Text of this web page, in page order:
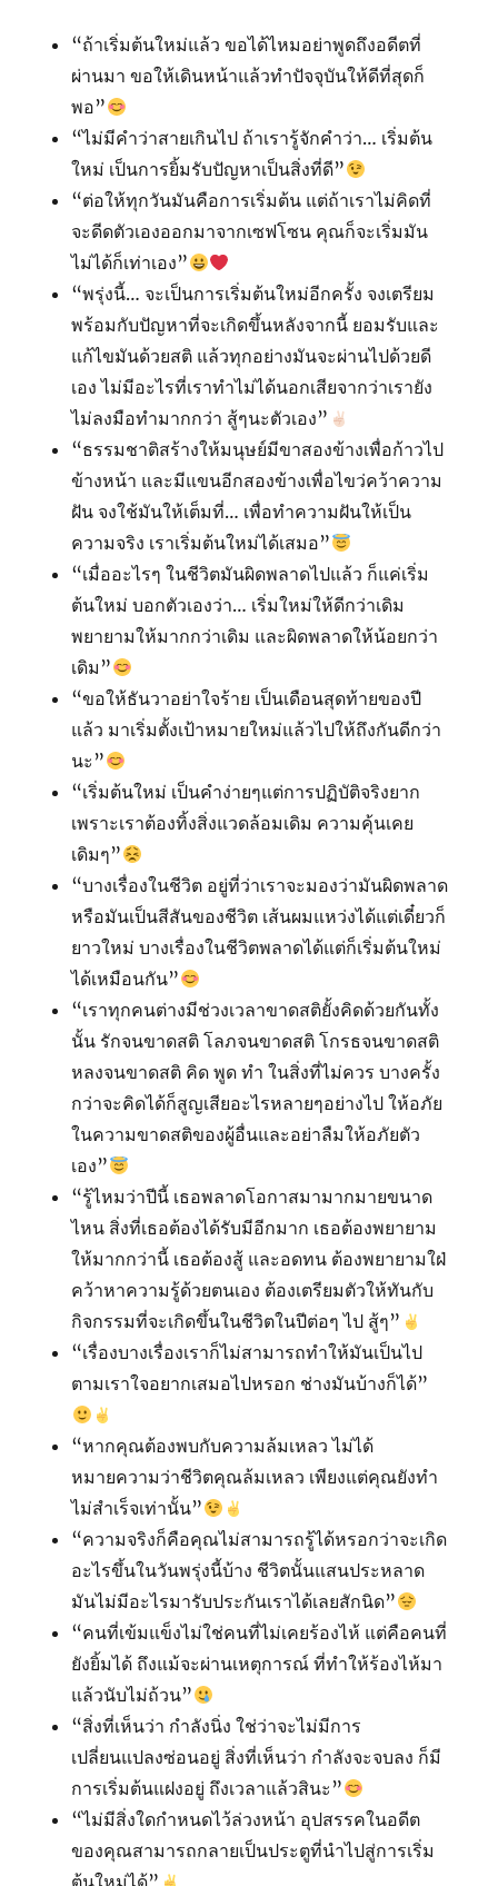
“ถ้าเริ่มต้นใหม่แล้ว ขอได้ไหมอย่าพูดถึงอดีตที่
ผ่านมา ขอให้เดินหน้าแล้วทำปัจจุบันให้ดีที่สุดก็
พอ”
“ไม่มีคำว่าสายเกินไป ถ้าเรารู้จักคำว่า… เริ่มต้น
ใหม่ เป็นการยิ้มรับปัญหาเป็นสิ่งที่ดี”
“ต่อให้ทุกวันมันคือการเริ่มต้น แต่ถ้าเราไม่คิดที่
จะดีดตัวเองออกมาจากเซฟโซน คุณก็จะเริ่มมัน
ไม่ได้ก็เท่าเอง”
“พรุ่งนี้… จะเป็นการเริ่มต้นใหม่อีกครั้ง จงเตรียม
พร้อมกับปัญหาที่จะเกิดขึ้นหลังจากนี้ ยอมรับและ
แก้ไขมันด้วยสติ แล้วทุกอย่างมันจะผ่านไปด้วยดี
เอง ไม่มีอะไรที่เราทำไม่ได้นอกเสียจากว่าเรายัง
ไม่ลงมือทำมากกว่า สู้ๆนะตัวเอง”
“ธรรมชาติสร้างให้มนุษย์มีขาสองข้างเพื่อก้าวไป
ข้างหน้า และมีแขนอีกสองข้างเพื่อไขว่คว้าความ
ฝัน จงใช้มันให้เต็มที่… เพื่อทำความฝันให้เป็น
ความจริง เราเริ่มต้นใหม่ได้เสมอ”
“เมื่ออะไรๆ ในชีวิตมันผิดพลาดไปแล้ว ก็แค่เริ่ม
ต้นใหม่ บอกตัวเองว่า… เริ่มใหม่ให้ดีกว่าเดิม
พยายามให้มากกว่าเดิม และผิดพลาดให้น้อยกว่า
เดิม”
“ขอให้ธันวาอย่าใจร้าย เป็นเดือนสุดท้ายของปี
แล้ว มาเริ่มตั้งเป้าหมายใหม่แล้วไปให้ถึงกันดีกว่า
นะ”
“เริ่มต้นใหม่ เป็นคำง่ายๆแต่การปฏิบัติจริงยาก
เพราะเราต้องทิ้งสิ่งแวดล้อมเดิม ความคุ้นเคย
เดิมๆ”
“บางเรื่องในชีวิต อยู่ที่ว่าเราจะมองว่ามันผิดพลาด
หรือมันเป็นสีสันของชีวิต เส้นผมแหว่งได้แต่เดี๋ยวก็
ยาวใหม่ บางเรื่องในชีวิตพลาดได้แต่ก็เริ่มต้นใหม่
ได้เหมือนกัน”
“เราทุกคนต่างมีช่วงเวลาขาดสติยั้งคิดด้วยกันทั้ง
นั้น รักจนขาดสติ โลภจนขาดสติ โกรธจนขาดสติ
หลงจนขาดสติ คิด พูด ทำ ในสิ่งที่ไม่ควร บางครั้ง
กว่าจะคิดได้ก็สูญเสียอะไรหลายๆอย่างไป ให้อภัย
ในความขาดสติของผู้อื่นและอย่าลืมให้อภัยตัว
เอง”
“รู้ไหมว่าปีนี้ เธอพลาดโอกาสมามากมายขนาด
ไหน สิ่งที่เธอต้องได้รับมีอีกมาก เธอต้องพยายาม
ให้มากกว่านี้ เธอต้องสู้ และอดทน ต้องพยายามใฝ่
คว้าหาความรู้ด้วยตนเอง ต้องเตรียมตัวให้ทันกับ
กิจกรรมที่จะเกิดขึ้นในชีวิตในปีต่อๆ ไป สู้ๆ”
“เรื่องบางเรื่องเราก็ไม่สามารถทำให้มันเป็นไป
ตามเราใจอยากเสมอไปหรอก ช่างมันบ้างก็ได้”
“หากคุณต้องพบกับความล้มเหลว ไม่ได้
หมายความว่าชีวิตคุณล้มเหลว เพียงแต่คุณยังทำ
ไม่สำเร็จเท่านั้น”
“ความจริงก็คือคุณไม่สามารถรู้ได้หรอกว่าจะเกิด
อะไรขึ้นในวันพรุ่งนี้บ้าง ชีวิตนั้นแสนประหลาด
มันไม่มีอะไรมารับประกันเราได้เลยสักนิด”
“คนที่เข้มแข็งไม่ใช่คนที่ไม่เคยร้องไห้ แต่คือคนที่
ยังยิ้มได้ ถึงแม้จะผ่านเหตุการณ์ ที่ทำให้ร้องไห้มา
แล้วนับไม่ถ้วน”
“สิ่งที่เห็นว่า กำลังนิ่ง ใช่ว่าจะไม่มีการ
เปลี่ยนแปลงซ่อนอยู่ สิ่งที่เห็นว่า กำลังจะจบลง ก็มี
การเริ่มต้นแฝงอยู่ ถึงเวลาแล้วสินะ”
“ไม่มีสิ่งใดกำหนดไว้ล่วงหน้า อุปสรรคในอดีต
ของคุณสามารถกลายเป็นประตูที่นำไปสู่การเริ่ม